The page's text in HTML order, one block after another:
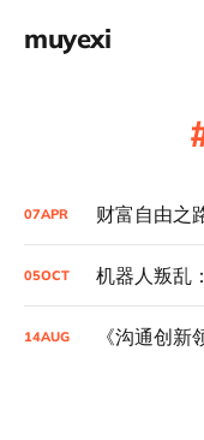
muyexi
07APR 财富自由之
05OCT 机器人叛乱
14AUG 《沟通创